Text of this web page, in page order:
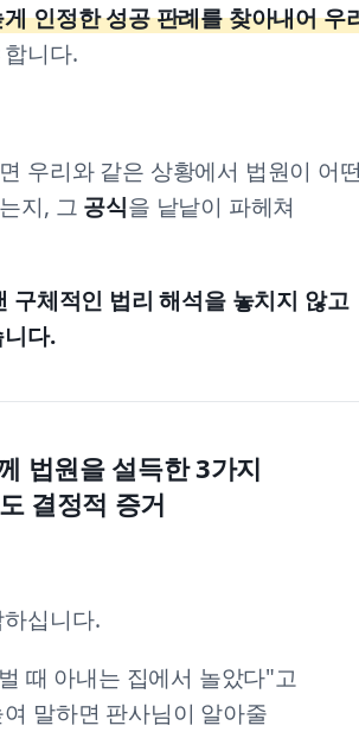
인정한 성공 판례를 찾아내어 우
니다.
우리와 같은 상황에서 법원이 어
지, 그 공식을 낱낱이 파헤쳐
구체적인 법리 해석을 놓치지 않고
다.
법원을 설득한 3가지
결정적 증거
십니다.
때 아내는 집에서 놀았다"고
말하면 판사님이 알아줄